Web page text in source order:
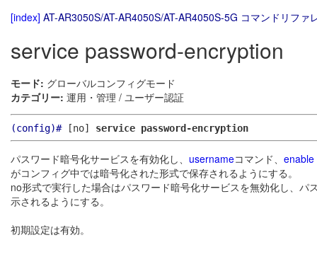
[index] AT-AR3050S/AT-AR4050S/AT-AR4050S-5G コマンドリファ
service password-encryption
モード: グローバルコンフィグモード
カテゴリー: 運用・管理 / ユーザー認証
(config)#[no] service password-encryption
パスワード暗号化サービスを有効化し、 usernameコマンド、 enable
がコンフィグ中では暗号化された形式で保存されるようにする。
no形式で実行した場合はパスワード暗号化サービスを無効化し、
示されるようにする。
初期設定は有効。